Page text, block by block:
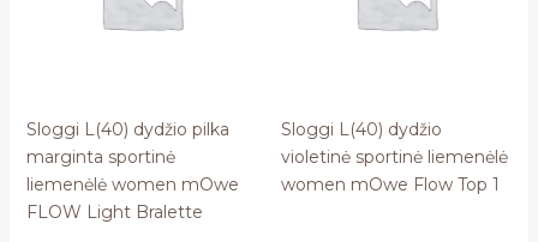
Sloggi L(40) dydžio pilka
marginta sportinė
liemenėlė women mOwe
FLOW Light Bralette
Sloggi L(40) dydžio
violetinė sportinė liemenėlė
women mOwe Flow Top 1